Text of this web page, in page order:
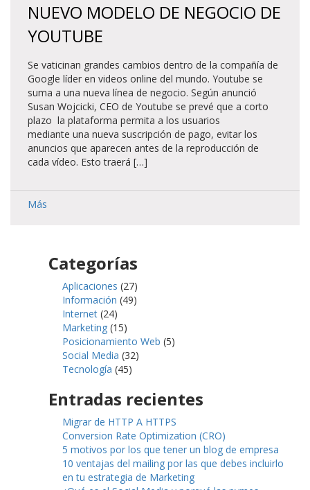
NUEVO MODELO DE NEGOCIO DE
YOUTUBE
Se vaticinan grandes cambios dentro de la compañía de
Google líder en videos online del mundo. Youtube se
suma a una nueva línea de negocio. Según anunció
Susan Wojcicki, CEO de Youtube se prevé que a corto
plazo la plataforma permita a los usuarios
mediante una nueva suscripción de pago, evitar los
anuncios que aparecen antes de la reproducción de
cada vídeo. Esto traerá […]
Más
Categorías
Aplicaciones (27)
Información (49)
Internet (24)
Marketing (15)
Posicionamiento Web (5)
Social Media (32)
Tecnología (45)
Entradas recientes
Migrar de HTTP A HTTPS
Conversion Rate Optimization (CRO)
5 motivos por los que tener un blog de empresa
10 ventajas del mailing por las que debes incluirlo
en tu estrategia de Marketing